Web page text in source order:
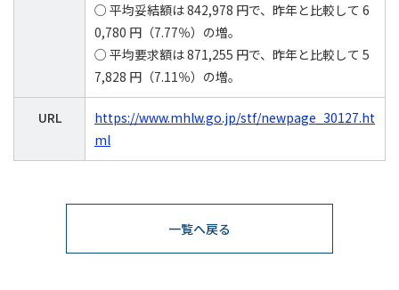
○ 平均妥結額は 842,978 円で、昨年と比較して 6
0,780 円（7.77％）の増。
○ 平均要求額は 871,255 円で、昨年と比較して 5
7,828 円（7.11％）の増。
URL
https://www.mhlw.go.jp/stf/newpage_30127.ht
ml
一覧へ戻る